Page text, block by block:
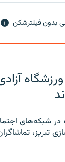
بدون فیلترشکن
در شبکه‌های
تبریز،